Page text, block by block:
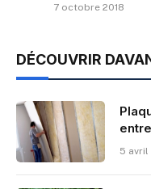
7 octobre 2018
DÉCOUVRIR
5 avril